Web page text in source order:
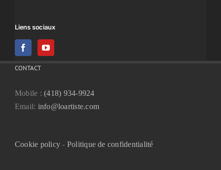
Liens sociaux
CONTACT
Mobile :(418) 934-9924
Email: info@loartiste.com
Cookie policy - Politique de confidentialité